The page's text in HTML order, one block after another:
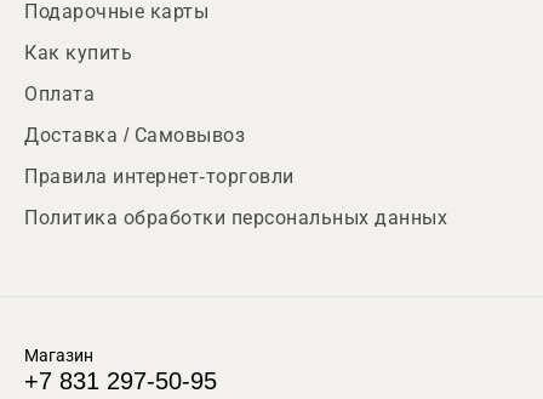
Подарочные карты
Как купить
Оплата
Доставка / Самовывоз
Правила интернет-торговли
Политика обработки персональных данных
Магазин
+7 831 297-50-95